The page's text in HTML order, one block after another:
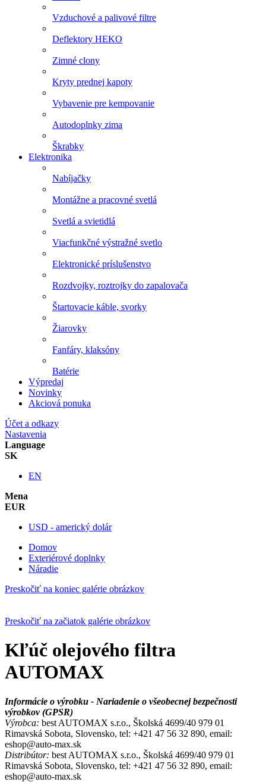
Vzduchové a palivové filtre
Deflektory HEKO
Zimné clony
Kryty prednej kapoty
Vybavenie pre kempovanie
Autodoplnky zima
Škrabky
Elektronika
Nabíjačky
Montážne a pracovné svetlá
Svetlá a svietidlá
Viacfunkčné výstražné svetlo
Elektronické príslušenstvo
Rozdvojky, roztrojky do zapalovača
Štartovacie káble, svorky
Žiarovky
Fanfáry, klaksóny
Batérie
Výpredaj
Novinky
Akciová ponuka
Účet a odkazy
Nastavenia
Language
SK
EN
Mena
EUR
USD - americký dolár
Domov
Exteriérové doplnky
Náradie
Preskočiť na koniec galérie obrázkov
Preskočiť na začiatok galérie obrázkov
Kľúč olejového filtra
AUTOMAX
Informácie o výrobku - Nariadenie o všeobecnej bezpečnosti
výrobkov (GPSR)
Výrobca: best AUTOMAX s.r.o., Školská 4699/40 979 01
Rimavská Sobota, Slovensko, tel: +421 47 56 32 890, email:
eshop@auto-max.sk
Distribútor: best AUTOMAX s.r.o., Školská 4699/40 979 01
Rimavská Sobota, Slovensko, tel: +421 47 56 32 890, email:
eshop@auto-max.sk